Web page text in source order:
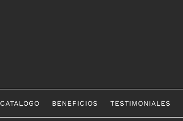
CATALOGO BENEFICIOS TESTIMONIALES